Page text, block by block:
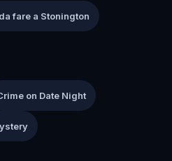
fare a Stonington
on Date Night